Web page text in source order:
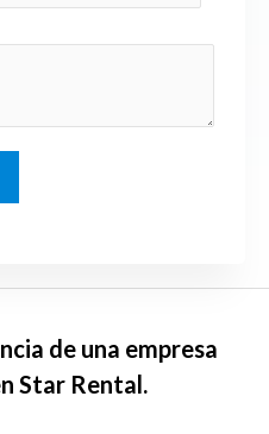
de una empresa
Star Rental.